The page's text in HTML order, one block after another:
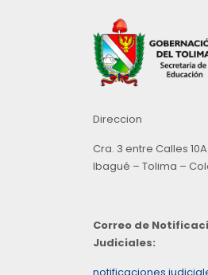
Direccion
Cra. 3 entre Calles 10A
Ibagué – Tolima –
Correo de
Judiciales: